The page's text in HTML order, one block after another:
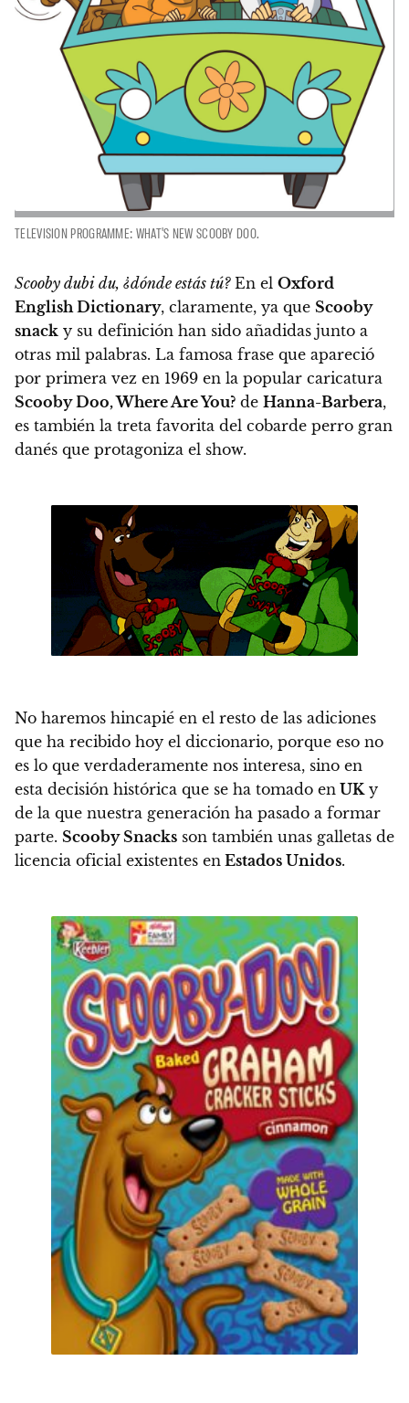
TELEVISION PROGRAMME: WHAT'S NEW SCOOBY DOO.
Scooby dubi du, ¿dónde estás tú?En el Oxford
English Dictionary, claramente, ya que Scooby
snack y su definición han sido añadidas junto a
otras mil palabras. La famosa frase que apareció
por primera vez en 1969 en la popular caricatura
Scooby Doo, Where Are You? de Hanna-Barbera,
es también la treta favorita del cobarde perro gran
danés que protagoniza el show.
No haremos hincapié en el resto de las adiciones
que ha recibido hoy el diccionario, porque eso no
es lo que verdaderamente nos interesa, sino en
esta decisión histórica que se ha tomado en UKy
de la que nuestra generación ha pasado a formar
parte. Scooby Snacks son también unas galletas de
licencia oficial existentes en Estados Unidos.